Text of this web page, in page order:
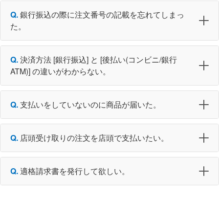
銀行振込の際に注文番号の記載を忘れてしまっ
た。
決済方法 [銀行振込] と [後払い(コンビニ/銀行
ATM)] の違いがわからない。
支払いをしていないのに商品が届いた。
店頭受け取りの注文を店頭で支払いたい。
適格請求書を発行して欲しい。